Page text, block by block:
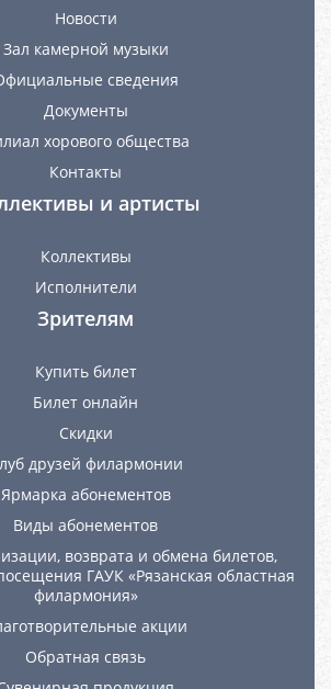
Новости
Зал камерной музыки
сведения
Документы
хорового общества
Контакты
и артисты
Коллективы
Исполнители
Зрителям
Купить билет
Билет онлайн
Скидки
друзей филармонии
Ярмарка абонементов
Виды абонементов
возврата и обмена билетов,
ГАУК «Рязанская областная
филармония»
акции
Обратная связь